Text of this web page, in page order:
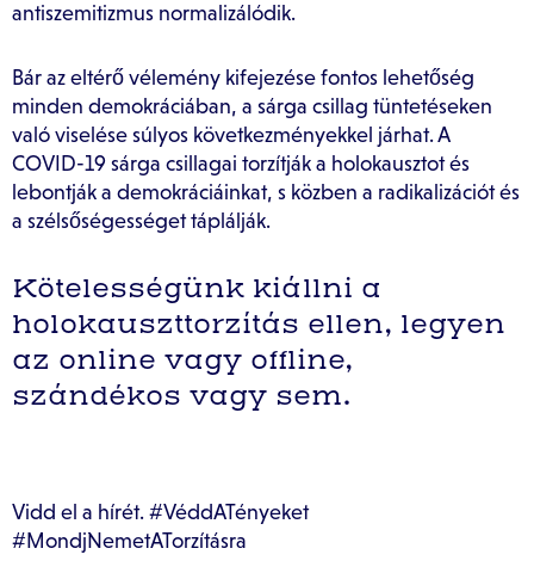
antiszemitizmus normalizálódik.
Bár az eltérő vélemény kifejezése fontos lehetőség
minden demokráciában, a sárga csillag tüntetéseken
való viselése súlyos következményekkel járhat. A
COVID-19 sárga csillagai torzítják a holokausztot és
lebontják a demokráciáinkat, s közben a radikalizációt és
a szélsőségességet táplálják.
Kötelességünk kiállni a
holokauszttorzítás ellen, legyen
az online vagy offline,
szándékos vagy sem.
Vidd el a hírét. #VéddATényeket
#MondjNemetATorzításra